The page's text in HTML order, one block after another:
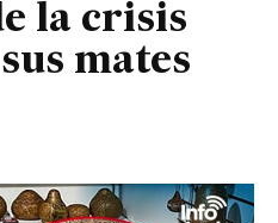
la crisis
mates